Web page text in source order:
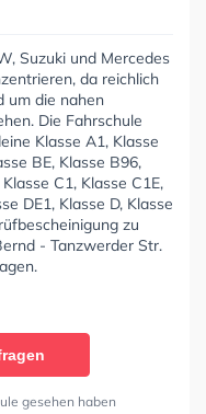
Suzuki und Mercedes
da reichlich
um die nahen
Die Fahrschule
Klasse A1, Klasse
BE, Klasse B96,
C1, Klasse C1E,
DE1, Klasse D, Klasse
zu
- Tanzwerder Str.
gesehen haben